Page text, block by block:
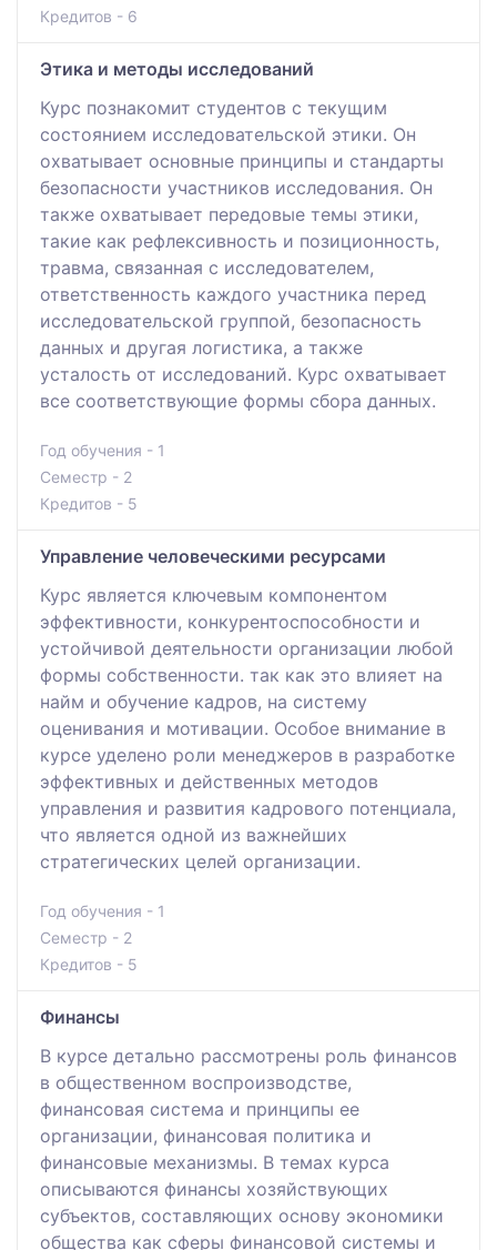
Кредитов - 6
Этика и методы исследований
Курс познакомит студентов с текущим
состоянием исследовательской этики. Он
охватывает основные принципы и стандарты
безопасности участников исследования. Он
также охватывает передовые темы этики,
такие как рефлексивность и позиционность,
травма, связанная с исследователем,
ответственность каждого участника перед
исследовательской группой, безопасность
данных и другая логистика, а также
усталость от исследований. Курс охватывает
все соответствующие формы сбора данных.
Год обучения - 1
Семестр - 2
Кредитов - 5
Управление человеческими ресурсами
Курс является ключевым компонентом
эффективности, конкурентоспособности и
устойчивой деятельности организации любой
формы собственности. так как это влияет на
найм и обучение кадров, на систему
оценивания и мотивации. Особое внимание в
курсе уделено роли менеджеров в разработке
эффективных и действенных методов
управления и развития кадрового потенциала,
что является одной из важнейших
стратегических целей организации.
Год обучения - 1
Семестр - 2
Кредитов - 5
Финансы
В курсе детально рассмотрены роль финансов
в общественном воспроизводстве,
финансовая система и принципы ее
организации, финансовая политика и
финансовые механизмы. В темах курса
описываются финансы хозяйствующих
субъектов, составляющих основу экономики
общества как сферы финансовой системы и